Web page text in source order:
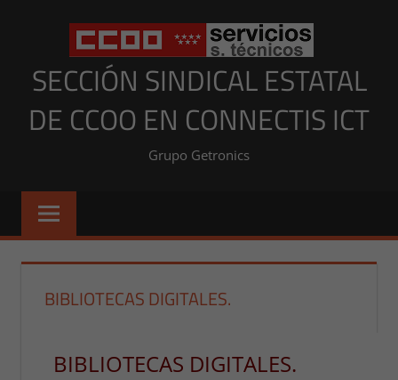
SECCIÓN SINDICAL ESTATAL
DE CCOO EN CONNECTIS ICT
Grupo Getronics
BIBLIOTECAS DIGITALES.
BIBLIOTECAS DIGITALES.